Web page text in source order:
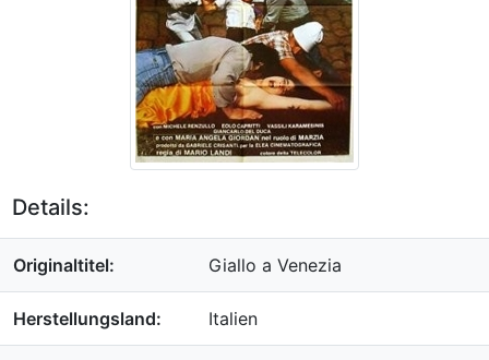
Details:
Originaltitel: Giallo a Venezia
Herstellungsland: Italien